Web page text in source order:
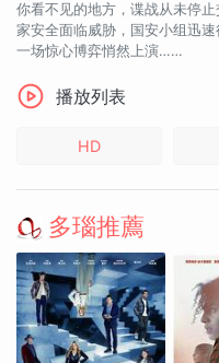
你看不见的地方，谍战从未停
家安全面临威胁，国安小组迅
一场惊心博弈悄然上演……
播放列表
HD
多瑙推薦